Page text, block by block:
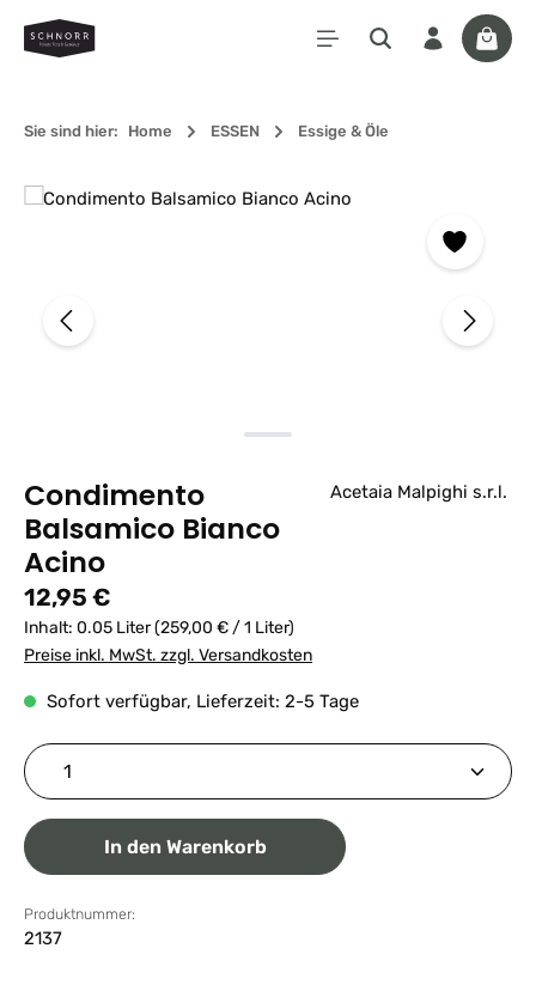
Zum Hauptinhalt springen
Sie sind hier: Home ESSEN Essige & Öle
Bildergalerie überspringen
Condimento
Balsamico Bianco
Acino
Acetaia Malpighi s.r.l.
Regulärer Preis:
12,95 €
Inhalt: 0.05 Liter(259,00 € / 1 Liter)
Preise inkl. MwSt. zzgl. Versandkosten
Sofort verfügbar, Lieferzeit: 2-5 Tage
Produkt Anzahl: Gib den gewünschten Wert ein
In den Warenkorb
Produktnummer:
2137